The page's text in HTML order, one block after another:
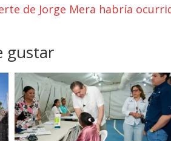
de Jorge Mera habría
gustar